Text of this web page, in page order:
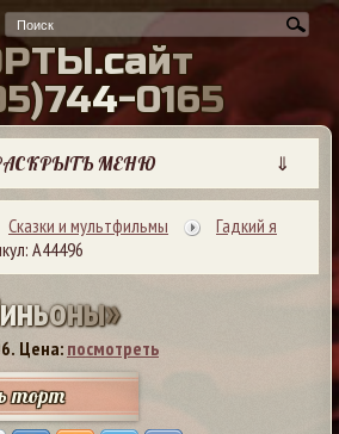
РТЫ.сайт
5)744-0165
МЕНЮ ⇓
Сказки и мультфильмы
Гадкий я
А44496
иньоны»
Цена: посмотреть
торт